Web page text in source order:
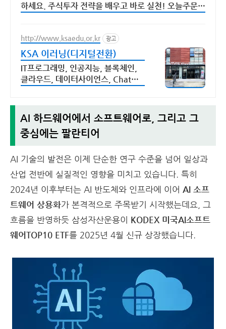
하세요. 주식투자 전략을 배우고 바로 실천! 오늘주문
http://www.ksaedu.or.kr 광고
KSA 이러닝(디지털전환)
IT프로그래밍, 인공지능, 블록체인,
클라우드, 데이터사이언스, Chat
AI 하드웨어에서 소프트웨어로, 그리고 그
중심에는 팔란티어
AI 기술의 발전은 이제 단순한 연구 수준을 넘어 일상과
산업 전반에 실질적인 영향을 미치고 있습니다. 특히
2024년 이후부터는 AI 반도체와 인프라에 이어 AI 소프
트웨어 상용화가 본격적으로 주목받기 시작했는데요, 그
흐름을 반영하듯 삼성자산운용이 KODEX 미국AI소프트
웨어TOP10 ETF를 2025년 4월 신규 상장했습니다.